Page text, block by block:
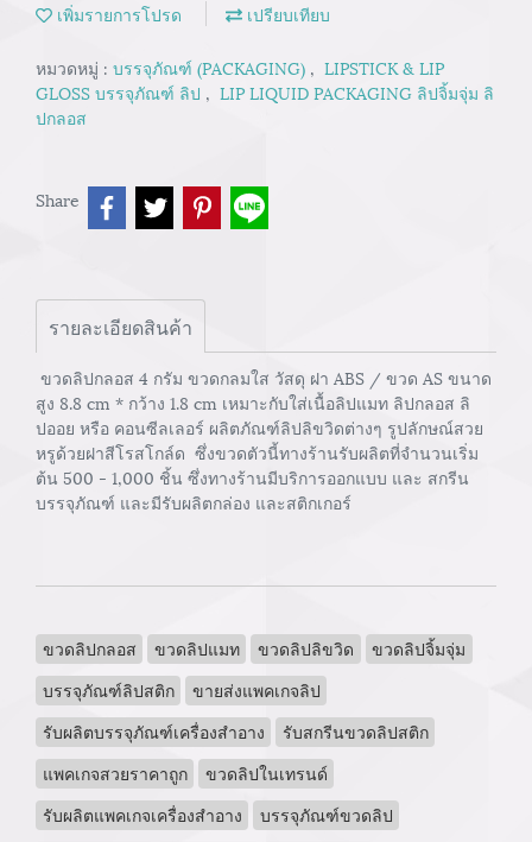
เพิ่มรายการโปรด เปรียบเทียบ
หมวดหมู่ : บรรจุภัณฑ์ (PACKAGING) , LIPSTICK & LIP
GLOSS บรรจุภัณฑ์ ลิป , LIP LIQUID PACKAGING ลิปจิ้มจุ่ม ลิ
ปกลอส
Share
รายละเอียดสินค้า
ขวดลิปกลอส 4 กรัม ขวดกลมใส วัสดุ ฝา ABS / ขวด AS ขนาด
สูง 8.8 cm * กว้าง 1.8 cm เหมาะกับใส่เนื้อลิปแมท ลิปกลอส ลิ
ปออย หรือ คอนซีลเลอร์ ผลิตภัณฑ์ลิปลิขวิดต่างๆ รูปลักษณ์สวย
หรูด้วยฝาสีโรสโกล์ด ซึ่งขวดตัวนี้ทางร้านรับผลิตที่จำนวนเริ่ม
ต้น 500 - 1,000 ชิ้น ซึ่งทางร้านมีบริการออกแบบ และ สกรีน
บรรจุภัณฑ์ และมีรับผลิตกล่อง และสติกเกอร์
ขวดลิปกลอส ขวดลิปแมท ขวดลิปลิขวิด
ขวดลิปจิ้มจุ่ม
บรรจุภัณฑ์ลิปสติก
ขายส่งแพคเกจลิป
รับผลิตบรรจุภัณฑ์เครื่องสำอาง
รับสกรีนขวดลิปสติก
แพคเกจสวยราคาถูก
ขวดลิปในเทรนด์
รับผลิตแพคเกจเครื่องสำอาง
บรรจุภัณฑ์ขวดลิป